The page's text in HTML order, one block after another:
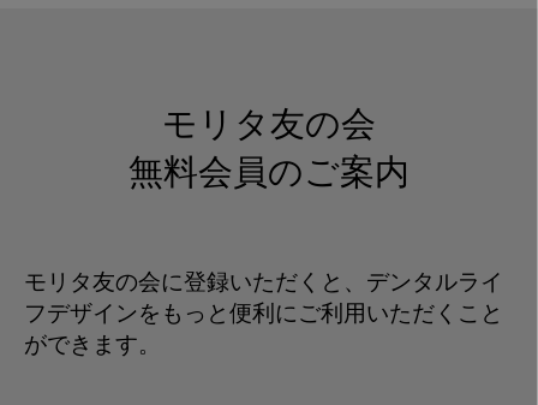
モリタ友の会
無料会員のご案内
モリタ友の会に登録いただくと、デンタルライ
フデザインをもっと便利にご利用いただくこと
ができます。